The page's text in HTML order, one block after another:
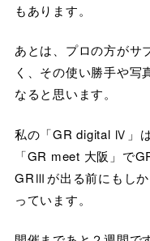
もあります。
あとは、プロの方がサ
く、その使い勝手や写
なると思います。
私の「GR digital Ⅳ」
「GR meet 大阪」で
GRⅢが出る前にもし
っています。